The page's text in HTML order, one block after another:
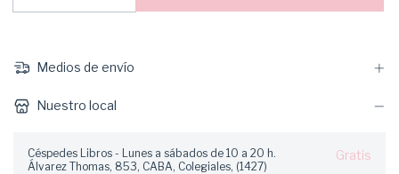
Medios de envío
Nuestro local
Céspedes Libros - Lunes a sábados de 10 a 20 h.
Álvarez Thomas, 853, CABA, Colegiales, (1427)
Gratis